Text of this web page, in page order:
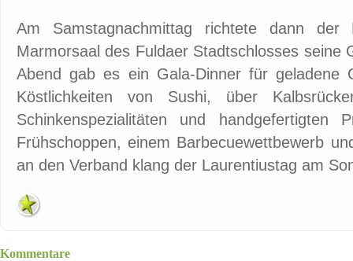
Am Samstagnachmittag richtete dann
Marmorsaal des Fuldaer Stadtschlosses seine
Abend gab es ein Gala-Dinner für geladene
Köstlichkeiten von Sushi, über
Schinkenspezialitäten und handgefertigten
Frühschoppen, einem Barbecuewettbewerb
an den Verband klang der Laurentiustag am
Kommentare